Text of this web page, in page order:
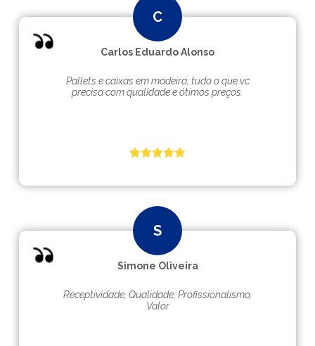
Carlos Eduardo Alonso
Pallets e caixas em madeira, tudo o que vc
precisa com qualidade e ótimos preços.
Simone Oliveira
Receptividade, Qualidade, Profissionalismo,
Valor